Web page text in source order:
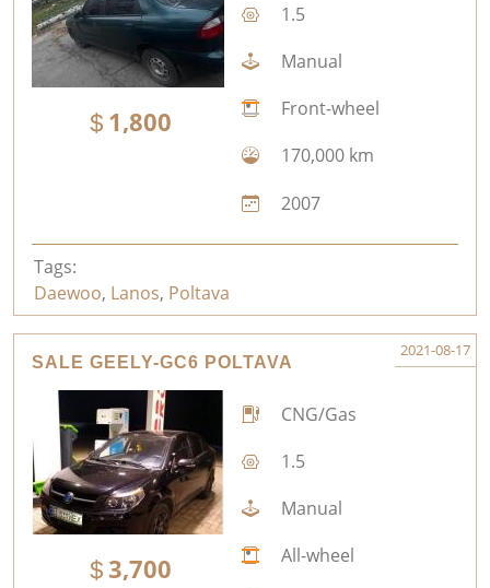
1,800
1.5
Manual
Front-wheel
170,000 km
2007
Tags:
Daewoo, Lanos, Poltava
SALE GEELY-GC6 POLTAVA
2021-08-17
3,700
CNG/Gas
1.5
Manual
All-wheel